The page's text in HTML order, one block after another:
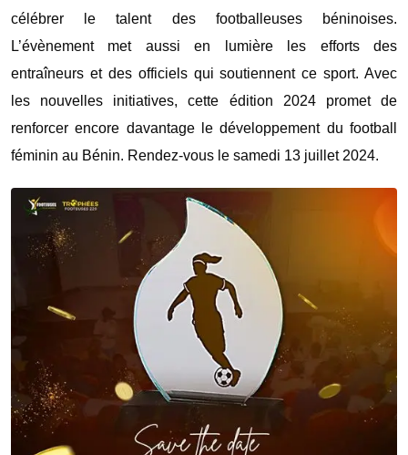
célébrer le talent des footballeuses béninoises.
L’évènement met aussi en lumière les efforts des
entraîneurs et des officiels qui soutiennent ce sport. Avec
les nouvelles initiatives, cette édition 2024 promet de
renforcer encore davantage le développement du football
féminin au Bénin. Rendez-vous le samedi 13 juillet 2024.